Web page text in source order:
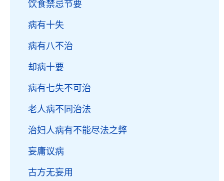
饮食禁忌节要
病有十失
病有八不治
却病十要
病有七失不可治
老人病不同治法
治妇人病有不能尽法之弊
妄庸议病
古方无妄用